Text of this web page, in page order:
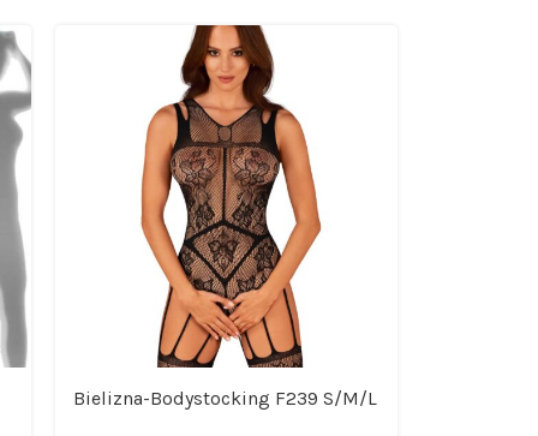
Bielizna-Bodystocking F239 S/M/L